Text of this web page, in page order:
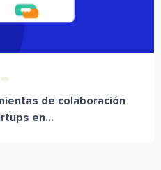
de colaboración
en...